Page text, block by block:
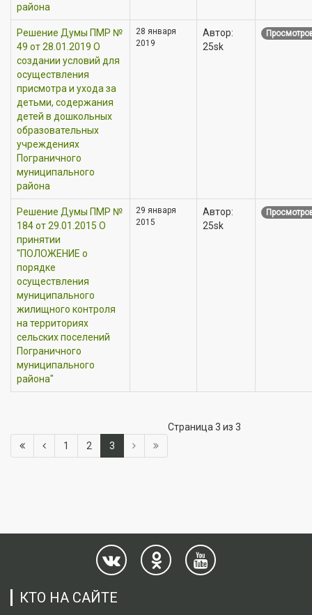
района
Решение Думы ПМР №
49 от 28.01.2019 О
создании условий для
осуществления
присмотра и ухода за
детьми, содержания
детей в дошкольных
образовательных
учреждениях
Пограничного
муниципального
района
28 января
2019
Автор:
25sk
Решение Думы ПМР №
184 от 29.01.2015 О
принятии
"ПОЛОЖЕНИЕ о
порядке
осуществления
муниципального
жилищного контроля
на территориях
сельских поселений
Пограничного
муниципального
района"
29 января
2015
Автор:
25sk
Страница 3 из 3
1
2 3
КТО НА САЙТЕ